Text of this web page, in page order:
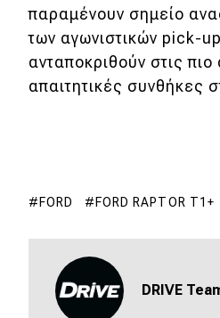
παραμένουν σημείο
των αγωνιστικών pick-
ανταποκριθούν στις πιο
απαιτητικές συνθήκες
FORD FORD RAPTOR T1+
DRIVE